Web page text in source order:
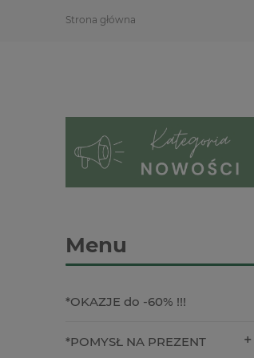
Strona główna
Menu
*OKAZJE do -60% !!!
*POMYSŁ NA PREZENT